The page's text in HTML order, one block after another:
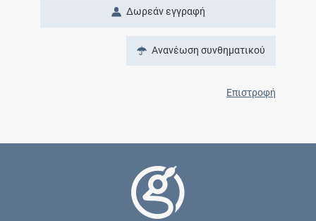
Δωρεάν εγγραφή
Ανανέωση συνθηματικού
Επιστροφή